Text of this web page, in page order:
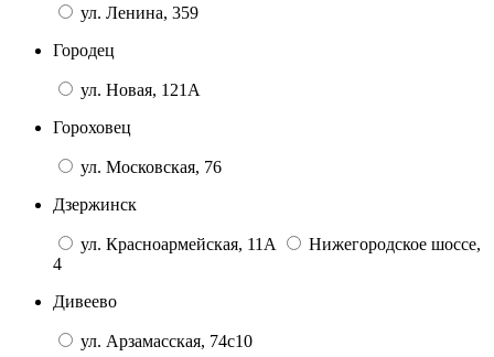
ул. Ленина, 359
Городец
ул. Новая, 121А
Гороховец
ул. Московская, 76
Дзержинск
ул. Красноармейская, 11А
Нижегородское шоссе,
4
Дивеево
ул. Арзамасская, 74с10